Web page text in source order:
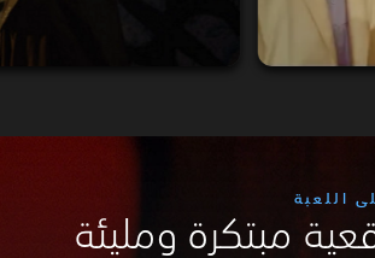
اللعبة
مبتكرة ومليئة